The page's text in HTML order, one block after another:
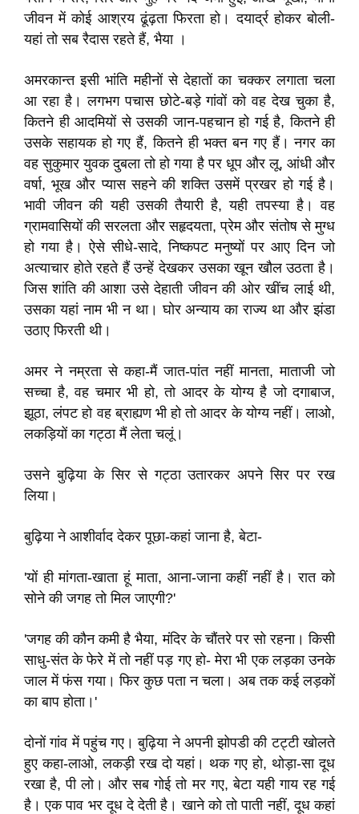
जीवन में कोई आश्रय ढूंढ़ता फिरता हो। दयार्द्र होकर बोली-
यहां तो सब रैदास रहते हैं, भैया ।
अमरकान्त इसी भांति महीनों से देहातों का चक्कर लगाता चला
आ रहा है। लगभग पचास छोटे-बड़े गांवों को वह देख चुका है,
कितने ही आदमियों से उसकी जान-पहचान हो गई है, कितने ही
उसके सहायक हो गए हैं, कितने ही भक्त बन गए हैं। नगर का
वह सुकुमार युवक दुबला तो हो गया है पर धूप और लू, आंधी और
वर्षा, भूख और प्यास सहने की शक्ति उसमें प्रखर हो गई है।
भावी जीवन की यही उसकी तैयारी है, यही तपस्या है। वह
ग्रामवासियों की सरलता और सहृदयता, प्रेम और संतोष से मुग्ध
हो गया है। ऐसे सीधे-सादे, निष्कपट मनुष्यों पर आए दिन जो
अत्याचार होते रहते हैं उन्हें देखकर उसका खून खौल उठता है।
जिस शांति की आशा उसे देहाती जीवन की ओर खींच लाई थी,
उसका यहां नाम भी न था। घोर अन्याय का राज्य था और झंडा
उठाए फिरती थी।
अमर ने नम्रता से कहा-मैं जात-पांत नहीं मानता, माताजी जो
सच्चा है, वह चमार भी हो, तो आदर के योग्य है जो दगाबाज,
झूठा, लंपट हो वह ब्राह्यण भी हो तो आदर के योग्य नहीं। लाओ,
लकड़ियों का गट्ठा मैं लेता चलूं।
उसने बुढ़िया के सिर से गट्ठा उतारकर अपने सिर पर रख
लिया।
बुढ़िया ने आशीर्वाद देकर पूछा-कहां जाना है, बेटा-
'यों ही मांगता-खाता हूं माता, आना-जाना कहीं नहीं है। रात को
सोने की जगह तो मिल जाएगी?'
'जगह की कौन कमी है भैया, मंदिर के चौंतरे पर सो रहना। किसी
साधु-संत के फेरे में तो नहीं पड़ गए हो- मेरा भी एक लड़का उनके
जाल में फंस गया। फिर कुछ पता न चला। अब तक कई लड़कों
का बाप होता।'
दोनों गांव में पहुंच गए। बुढ़िया ने अपनी झोपडी की टट्टी खोलते
हुए कहा-लाओ, लकड़ी रख दो यहां। थक गए हो, थोड़ा-सा दूध
रखा है, पी लो। और सब गोई तो मर गए, बेटा यही गाय रह गई
है। एक पाव भर दूध दे देती है। खाने को तो पाती नहीं, दूध कहां